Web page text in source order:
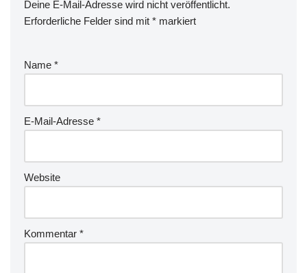
Deine E-Mail-Adresse wird nicht veröffentlicht.
Erforderliche Felder sind mit * markiert
Name *
E-Mail-Adresse *
Website
Kommentar *